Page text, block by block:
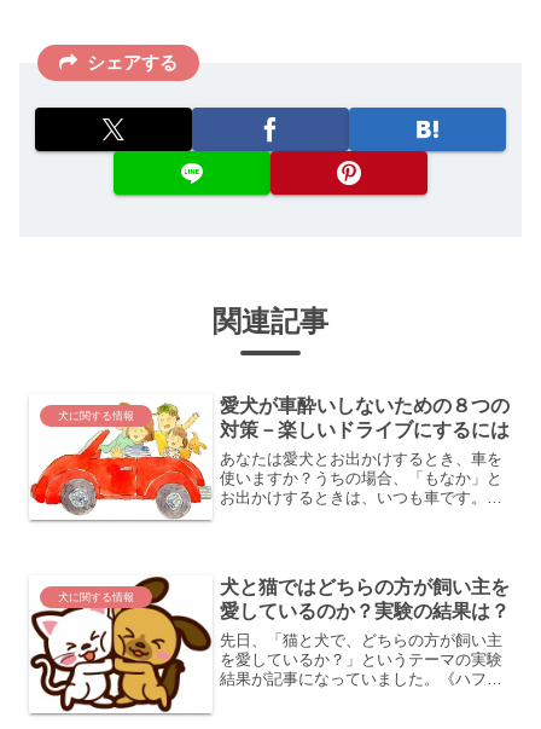
シェアする
関連記事
犬に関する情報
愛犬が車酔いしないための８つの
対策－楽しいドライブにするには
あなたは愛犬とお出かけするとき、車を
使いますか？うちの場合、「もなか」と
お出かけするときは、いつも車です。近
んどです。そのためか、「...
犬に関する情報
犬と猫ではどちらの方が飼い主を
愛しているのか？実験の結果は？
先日、「猫と犬で、どちらの方が飼い主
を愛しているか？」というテーマの実験
結果が記事になっていました。《ハフィ